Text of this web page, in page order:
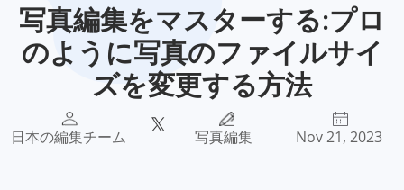
写真編集をマスターする:プロ
のように写真のファイルサイ
ズを変更する方法
日本の編集チーム 写真編集 Nov 21, 2023